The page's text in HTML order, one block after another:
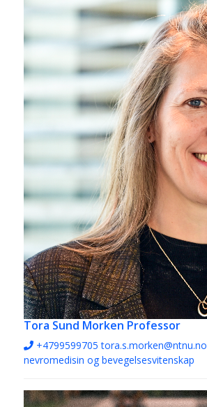
Tora Sund Morken Professor
+4799599705 tora.s.morken@ntnu.no
nevromedisin og bevegelsesvitenskap